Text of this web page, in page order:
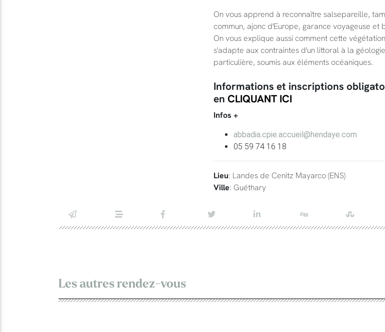
On vous apprend à reconnaître salsepareille,
commun, ajonc d'Europe, garance voyageuse et
On vous explique aussi comment cette végétation
s'adapte aux contraintes d'un littoral à la géologie
particulière, soumis aux éléments océaniques.
Informations et inscriptions
en CLIQUANT ICI
Infos +
abbadia.cpie.accueil@hendaye.com
05 59 74 16 18
Lieu: Landes de Cenitz Mayarco (ENS)
Ville: Guéthary
Les autres rendez-vous